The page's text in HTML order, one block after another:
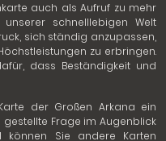
auch als Aufruf zu mehr
schnelllebigen Welt
sich ständig anzupassen,
zu erbringen.
dass Beständigkeit und
der Großen Arkana ein
Frage im Augenblick
können Sie andere Karten